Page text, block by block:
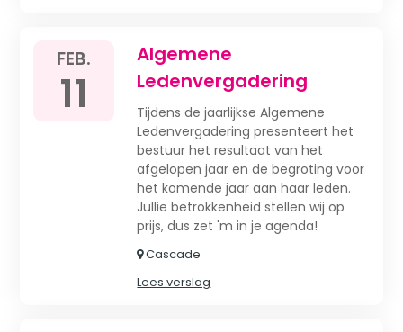
FEB.
11
Algemene
Ledenvergadering
Tijdens de jaarlijkse Algemene
Ledenvergadering presenteert het
bestuur het resultaat van het
afgelopen jaar en de begroting voor
het komende jaar aan haar leden.
Jullie betrokkenheid stellen wij op
prijs, dus zet 'm in je agenda!
Cascade
Lees verslag